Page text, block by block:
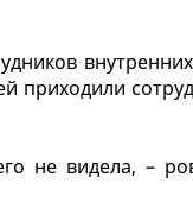
приходили
не видела, –